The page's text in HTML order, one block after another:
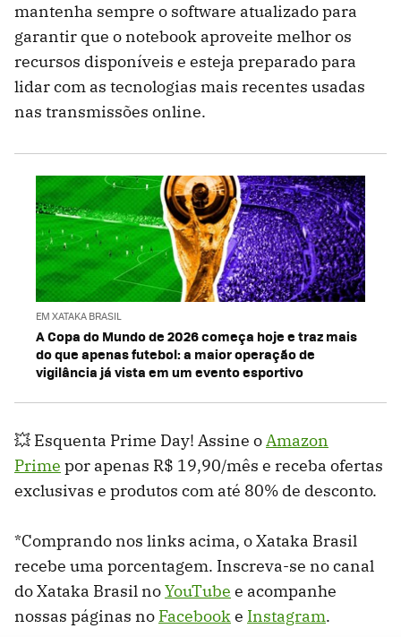
mantenha sempre o software atualizado para
garantir que o notebook aproveite melhor os
recursos disponíveis e esteja preparado para
lidar com as tecnologias mais recentes usadas
nas transmissões online.
EM XATAKA BRASIL
A Copa do Mundo de 2026 começa hoje e traz mais
do que apenas futebol: a maior operação de
vigilância já vista em um evento esportivo
💥 Esquenta Prime Day! Assine oAmazon
Prime por apenas R$ 19,90/mês e receba ofertas
exclusivas e produtos com até 80% de desconto.
*Comprando nos links acima, o Xataka Brasil
recebe uma porcentagem. Inscreva-se no canal
do Xataka Brasil noYouTube e acompanhe
nossas páginas no Facebooke Instagram.